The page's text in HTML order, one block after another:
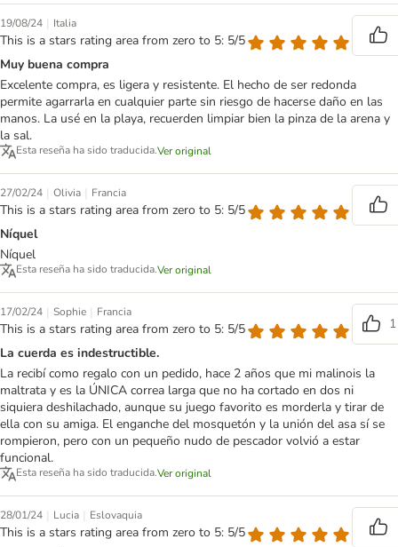
19/08/24 | Italia
This is a stars rating area from zero to 5: 5/5
Muy buena compra
Excelente compra, es ligera y resistente. El hecho de ser redonda
permite agarrarla en cualquier parte sin riesgo de hacerse daño en las
manos. La usé en la playa, recuerden limpiar bien la pinza de la arena y
la sal.
Esta reseña ha sido traducida.Ver original
27/02/24 | Olivia | Francia
This is a stars rating area from zero to 5: 5/5
Níquel
Níquel
Esta reseña ha sido traducida.Ver original
17/02/24 | Sophie | Francia
This is a stars rating area from zero to 5: 5/5
1
La cuerda es indestructible.
La recibí como regalo con un pedido, hace 2 años que mi malinois la
maltrata y es la ÚNICA correa larga que no ha cortado en dos ni
siquiera deshilachado, aunque su juego favorito es morderla y tirar de
ella con su amiga. El enganche del mosquetón y la unión del asa sí se
rompieron, pero con un pequeño nudo de pescador volvió a estar
funcional.
Esta reseña ha sido traducida.Ver original
28/01/24 | Lucia | Eslovaquia
This is a stars rating area from zero to 5: 5/5